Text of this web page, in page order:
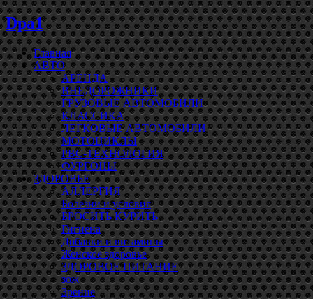
Dpa1
Главная
АВТО
АРЕНДА
ВНЕДОРОЖНИКИ
ГРУЗОВЫЕ АВТОМОБИЛИ
КЛАССИКА
ЛЕГКОВЫЕ АВТОМОБИЛИ
МОТОЦИКЛЫ
РВС-ТЕХНОЛОГИЯ
ФУРГОНЫ
ЗДОРОВЬЕ
АЛЛЕРГИЯ
Болезни и условия
БРОСИТЬ КУРИТЬ
Гигиена
Добавки и витамины
Женское здоровье
ЗДОРОВОЕ ПИТАНИЕ
зож
Зрение